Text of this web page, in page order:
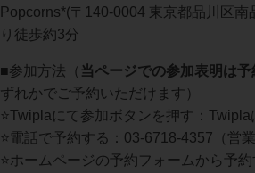
Popcorns*(〒140-0004 東京都品川区南
り徒歩約3分
■参加方法（ 当ページでの参加表明は予
ずれかでご予約いただけます）
⭐️Twiplaにて参加ボタンを押す：Twipla
⭐️電話で予約する：03-6718-4357（営業
⭐️ホームページの予約フォームから予